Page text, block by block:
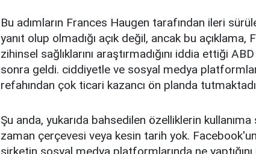
Bu adımların Frances Haugen tarafından ileri
yanıt olup olmadığı açık değil, ancak bu açıklama,
zihinsel sağlıklarını araştırmadığını iddia ettiği
sonra geldi. ciddiyetle ve sosyal medya
refahından çok ticari kazancı ön planda
Şu anda, yukarıda bahsedilen özelliklerin
zaman çerçevesi veya kesin tarih yok.
şirketin sosyal medya platformlarında ne